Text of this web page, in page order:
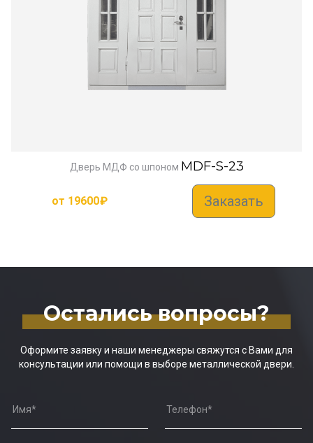
Дверь МДФ со шпоном MDF-S-23
от 19600₽ Заказать
Остались вопросы?
Оформите заявку и наши менеджеры свяжутся с Вами для
консультации или помощи в выборе металлической двери.